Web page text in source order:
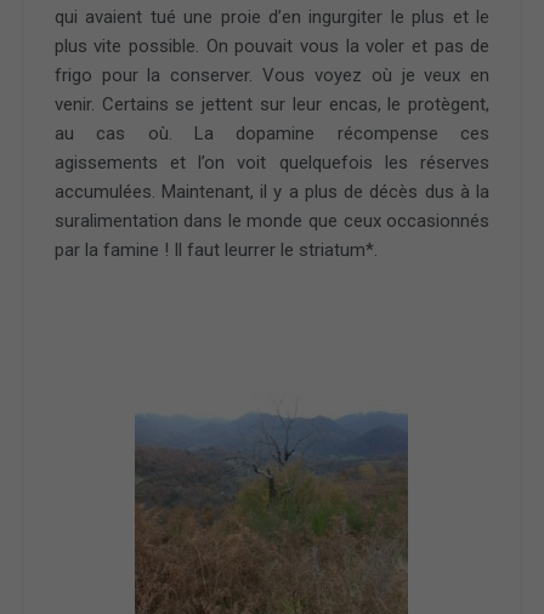
qui avaient tué une proie d’en ingurgiter le plus et le
plus vite possible. On pouvait vous la voler et pas de
frigo pour la conserver. Vous voyez où je veux en
venir. Certains se jettent sur leur encas, le protègent,
au cas où. La dopamine récompense ces
agissements et l’on voit quelquefois les réserves
accumulées. Maintenant, il y a plus de décès dus à la
suralimentation dans le monde que ceux occasionnés
par la famine ! Il faut leurrer le striatum*.